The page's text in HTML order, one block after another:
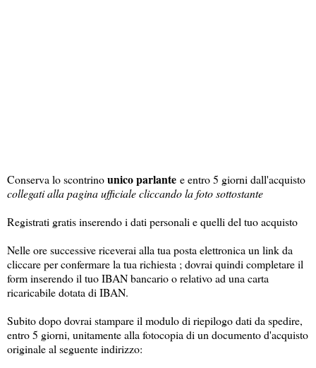
Conserva lo scontrinounico parlante e entro 5 giorni dall'acquisto
collegati alla pagina ufficiale cliccando la foto sottostante
Registrati gratis inserendo i dati personali e quelli del tuo acquisto
Nelle ore successive riceverai alla tua posta elettronica un link da
cliccare per confermare la tua richiesta ; dovrai quindi completare il
form inserendo il tuo IBAN bancario o relativo ad una carta
ricaricabile dotata di IBAN.
Subito dopo dovrai stampare il modulo di riepilogo dati da spedire,
entro 5 giorni, unitamente alla fotocopia di un documento d'acquisto
originale al seguente indirizzo: